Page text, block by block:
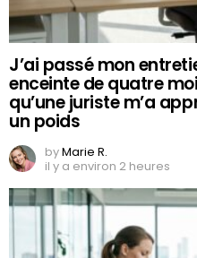
J’ai passé mon
enceinte de quatre
qu’une juriste m’a
un poids
byMarie R.
il y a environ 2 heures